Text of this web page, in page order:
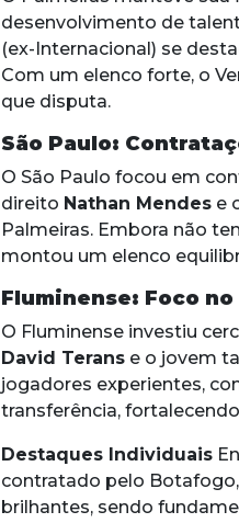
desenvolvimento de
(ex-Internacional) se
Com um elenco forte, o
que disputa.
São Paulo:
O São Paulo focou em
direito Nathan Mendes e
Palmeiras. Embora não
montou um elenco
Fluminense: Foco
O Fluminense investiu
David Terans e o jovem
jogadores experientes,
transferência,
Destaques Individuais
contratado pelo
brilhantes, sendo